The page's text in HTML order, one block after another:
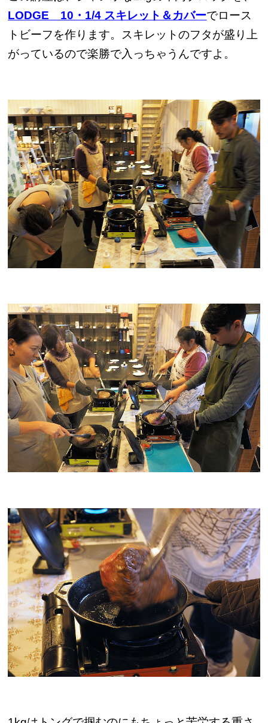
LODGE 10・1/4 スキレット＆カバーでロース
トビーフを作ります。スキレットのフタが盛り上
がっているので楽勝で入っちゃうんですよ。